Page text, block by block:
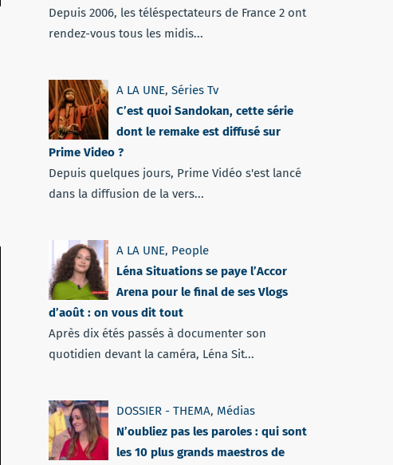
Depuis 2006, les téléspectateurs de France 2 ont
rendez-vous tous les midis...
A LA UNE, Séries Tv
C’est quoi Sandokan, cette série
dont le remake est diffusé sur
Prime Video ?
Depuis quelques jours, Prime Vidéo s'est lancé
dans la diffusion de la vers...
A LA UNE, People
Léna Situations se paye l’Accor
Arena pour le final de ses Vlogs
d’août : on vous dit tout
Après dix étés passés à documenter son
quotidien devant la caméra, Léna Sit...
DOSSIER - THEMA, Médias
N’oubliez pas les paroles : qui sont
les 10 plus grands maestros de